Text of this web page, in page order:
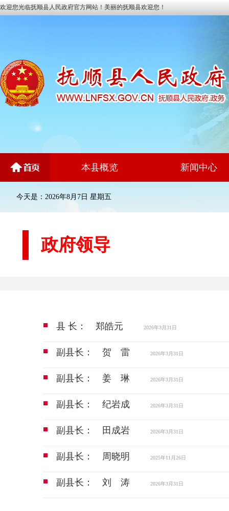
欢迎您光临抚顺县人民政府官方网站！美丽的抚顺县欢迎您！
本县概览 新闻中心
今天是：2026年8月7日 星期五
政府领导
县 长： 郑皓元 2026年3月31日
副县长： 贺 雷 2026年3月31日
副县长： 姜 琳 2026年3月31日
副县长： 纪岩成 2026年3月31日
副县长： 田成岩 2026年3月31日
副县长： 周晓明 2025年11月26日
副县长： 刘 涛 2026年3月31日